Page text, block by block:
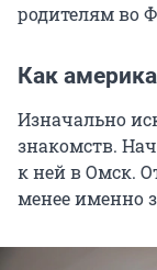
родителям во
Как
Изначально
знакомств.
к ней в Омск.
менее именно